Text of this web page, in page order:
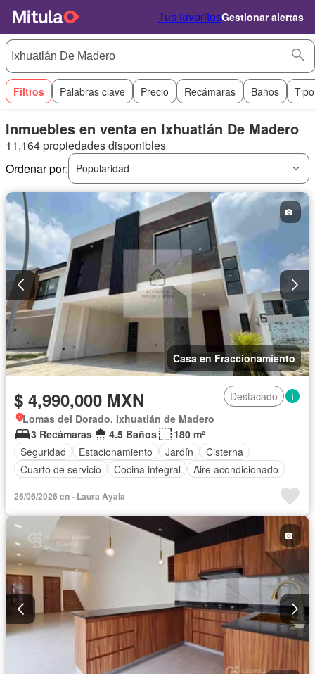
Tus favoritosGestionar alertas
Filtros Palabras clave Precio Recámaras Baños
Inmuebles en venta en Ixhuatlán De Madero
11,164 propiedades disponibles
Ordenar por:
Popularidad
Casa en Fraccionamiento
$ 4,990,000 MXN
Destacado
Lomas del Dorado, Ixhuatlán de Madero
3 Recámaras
4.5 Baños
180 m²
Seguridad
Estacionamiento Jardín
Cisterna
Cuarto de servicio
Cocina integral
Aire acondicionado
26/06/2026 en - Laura Ayala